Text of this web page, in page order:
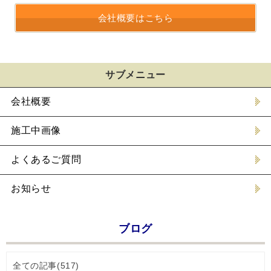
会社概要はこちら
サブメニュー
会社概要
施工中画像
よくあるご質問
お知らせ
ブログ
全ての記事(517)